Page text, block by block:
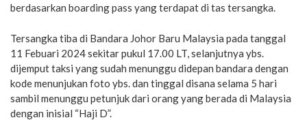
berdasarkan boarding pass yang terdapat di tas tersangka.
Tersangka tiba di Bandara Johor Baru Malaysia pada tanggal
11 Febuari 2024 sekitar pukul 17.00 LT, selanjutnya ybs.
dijemput taksi yang sudah menunggu didepan bandara dengan
kode menunjukan foto ybs. dan tinggal disana selama 5 hari
sambil menunggu petunjuk dari orang yang berada di Malaysia
dengan inisial “Haji D”.